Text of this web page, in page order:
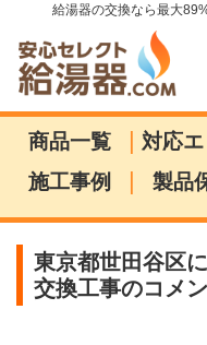
給湯器の交換なら最大
商品一覧 | 対応
施工事例
| 製品
東京都世田谷区
交換工事のコメ